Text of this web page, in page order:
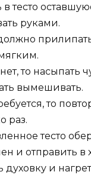
тесто
руками.
то насыпать
вымешивать.
то
раз.
тесто
и отправить в
духовку и